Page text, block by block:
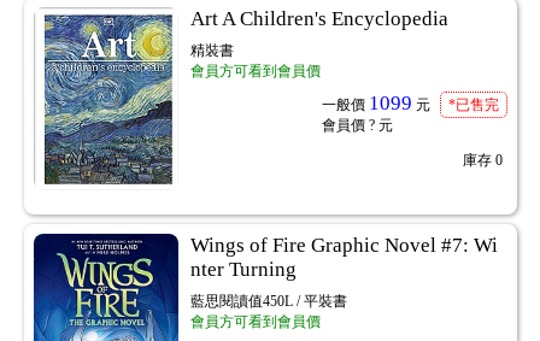
Art A Children's Encyclopedia
精裝書
會員方可看到會員價
一般價 1099 元
會員價? 元
*已售完
庫存 0
Wings of Fire Graphic Novel #7: Wi
nter Turning
藍思閱讀值450L / 平裝書
會員方可看到會員價